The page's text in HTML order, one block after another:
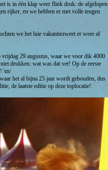
is in één klap weer flink druk: de afgelopen
rijker, en we hebben er met volle teugen
we het luie vakantiezweet er weer af
vrijdag 29 augustus, waar we voor dik 4000
drukken: wat was dat vet! Op de eerste
\m/
het al bijna 25 jaar wordt gehouden, dus
de laatste editie op deze toplocatie!